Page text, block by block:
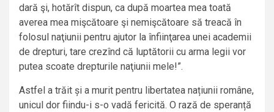
dară şi, hotărît dispun, ca după moartea mea toată
averea mea mişcătoare şi nemişcătoare să treacă în
folosul naţiunii pentru ajutor la înfiinţarea unei academii
de drepturi, tare crezînd că luptătorii cu arma legii vor
putea scoate drepturile naţiunii mele!”.
Astfel a trăit și a murit pentru libertatea națiunii române,
unicul dor fiindu-i s-o vadă fericită. O rază de speranță